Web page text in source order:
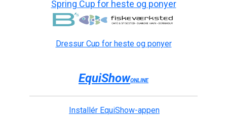
Spring Cup for heste og ponyer
Dressur Cup for heste og ponyer
EquiShowONLINE
Installér EquiShow-appen